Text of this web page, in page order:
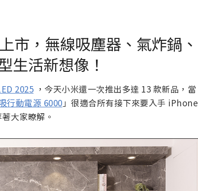
市，無線吸塵器、氣炸鍋、
生活新想像！
2025 ，今天小米還一次推出多達 13 款新品，當
行動電源 6000」很適合所有接下來要入手 iPhone
大家暸解。